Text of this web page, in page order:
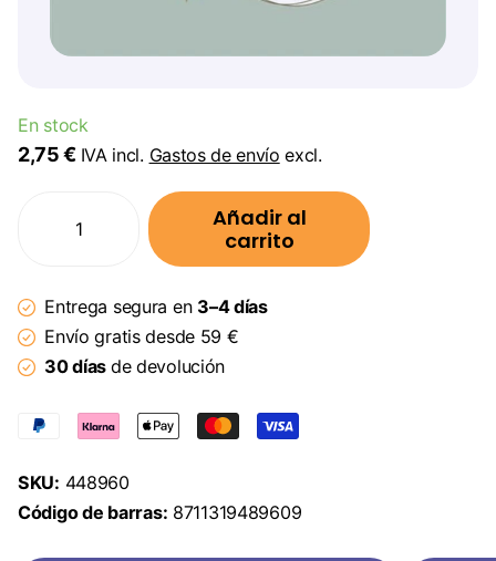
En stock
2,75 € IVA incl. Gastos de envío excl.
Añadir al
carrito
Entrega segura en 3–4 días
Envío gratis desde 59 €
30 días de devolución
SKU: 448960
Código de barras: 8711319489609